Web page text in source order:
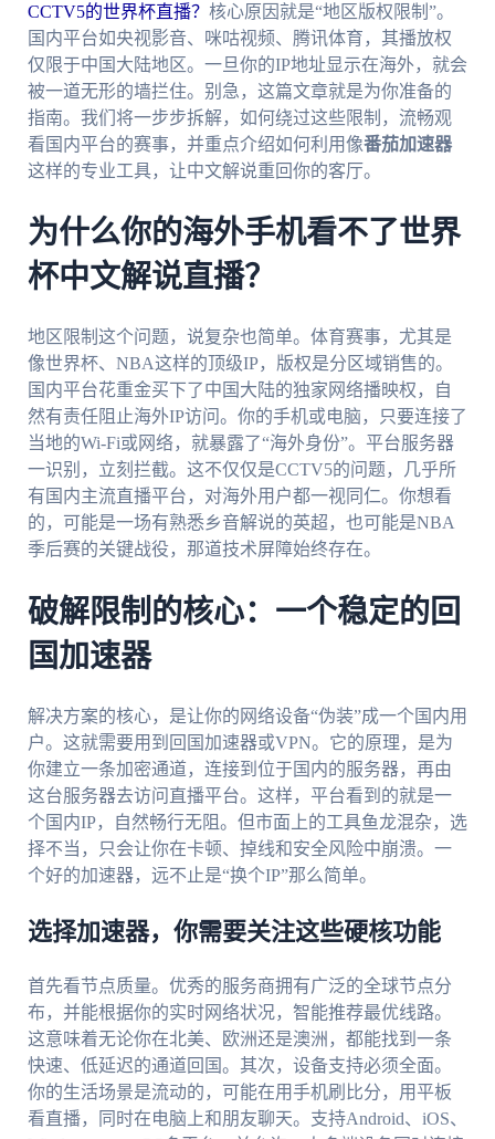
CCTV5的世界杯直播？ 核心原因就是“地区版权限制”。
国内平台如央视影音、咪咕视频、腾讯体育，其播放权
仅限于中国大陆地区。一旦你的IP地址显示在海外，就会
被一道无形的墙拦住。别急，这篇文章就是为你准备的
指南。我们将一步步拆解，如何绕过这些限制，流畅观
看国内平台的赛事，并重点介绍如何利用像番茄加速器
这样的专业工具，让中文解说重回你的客厅。
为什么你的海外手机看不了世界
杯中文解说直播？
地区限制这个问题，说复杂也简单。体育赛事，尤其是
像世界杯、NBA这样的顶级IP，版权是分区域销售的。
国内平台花重金买下了中国大陆的独家网络播映权，自
然有责任阻止海外IP访问。你的手机或电脑，只要连接了
当地的Wi-Fi或网络，就暴露了“海外身份”。平台服务器
一识别，立刻拦截。这不仅仅是CCTV5的问题，几乎所
有国内主流直播平台，对海外用户都一视同仁。你想看
的，可能是一场有熟悉乡音解说的英超，也可能是NBA
季后赛的关键战役，那道技术屏障始终存在。
破解限制的核心：一个稳定的回
国加速器
解决方案的核心，是让你的网络设备“伪装”成一个国内用
户。这就需要用到回国加速器或VPN。它的原理，是为
你建立一条加密通道，连接到位于国内的服务器，再由
这台服务器去访问直播平台。这样，平台看到的就是一
个国内IP，自然畅行无阻。但市面上的工具鱼龙混杂，选
择不当，只会让你在卡顿、掉线和安全风险中崩溃。一
个好的加速器，远不止是“换个IP”那么简单。
选择加速器，你需要关注这些硬核功能
首先看节点质量。优秀的服务商拥有广泛的全球节点分
布，并能根据你的实时网络状况，智能推荐最优线路。
这意味着无论你在北美、欧洲还是澳洲，都能找到一条
快速、低延迟的通道回国。其次，设备支持必须全面。
你的生活场景是流动的，可能在用手机刷比分，用平板
看直播，同时在电脑上和朋友聊天。支持Android、iOS、